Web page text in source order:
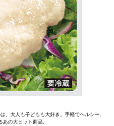
大人も子どもも大好き。手軽でヘルシー、
の大ヒット商品。